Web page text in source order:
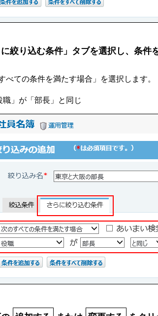
絞り込む条件」タブを選択し、条件
べての条件を満たす場合」を選択します。
職」が「部長」と同じ